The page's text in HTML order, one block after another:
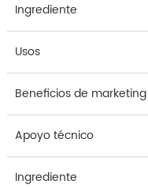
Ingrediente
Usos
Beneficios de marketing
Apoyo técnico
Ingrediente